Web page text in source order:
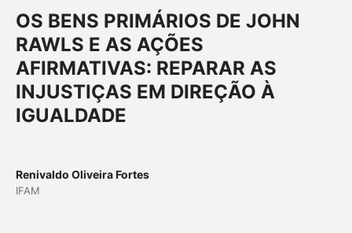
OS BENS PRIMÁRIOS DE JOHN
RAWLS E AS AÇÕES
AFIRMATIVAS: REPARAR AS
INJUSTIÇAS EM DIREÇÃO À
IGUALDADE
Renivaldo Oliveira Fortes
IFAM